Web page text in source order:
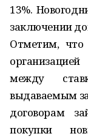
13%.
заключении
Отметим, что
между
выдаваемым
договорам
покупки